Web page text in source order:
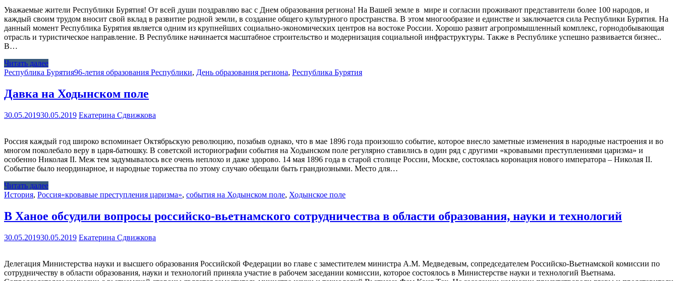
Уважаемые жители Республики Бурятия! От всей души поздравляю вас с Днем образования региона! На Вашей земле в мире и согласии проживают представители более 100 народов, и
каждый своим трудом вносит свой вклад в развитие родной земли, в создание общего культурного пространства. В этом многообразие и единстве и заключается сила Республики Бурятия. На
данный момент Республика Бурятия является одним из крупнейших социально-экономических центров на востоке России. Хорошо развит агропромышленный комплекс, горнодобывающая
отрасль и туристическое направление. В Республике начинается масштабное строительство и модернизация социальной инфраструктуры. Также в Республике успешно развивается бизнес..
В…
Читать далее
Республика Бурятия96-летия образования Республики, День образования региона, Республика Бурятия
Давка на Ходынском поле
30.05.201930.05.2019 Екатерина Сдвижкова
Россия каждый год широко вспоминает Октябрьскую революцию, позабыв однако, что в мае 1896 года произошло событие, которое внесло заметные изменения в народные настроения и во
многом поколебало веру в царя-батюшку. В советской историографии события на Ходынском поле регулярно ставились в один ряд с другими «кровавыми преступлениями царизма» и
особенно Николая II. Меж тем задумывалось все очень неплохо и даже здорово. 14 мая 1896 года в старой столице России, Москве, состоялась коронация нового императора – Николая II.
Событие было неординарное, и народные торжества по этому случаю обещали быть грандиозными. Место для…
Читать далее
История, Россия«кровавые преступления царизма», события на Ходынском поле, Ходынское поле
В Ханое обсудили вопросы российско-вьетнамского сотрудничества в области образования, науки и технологий
30.05.201930.05.2019 Екатерина Сдвижкова
Делегация Министерства науки и высшего образования Российской Федерации во главе с заместителем министра А.М. Медведевым, сопредседателем Российско-Вьетнамской комиссии по
сотрудничеству в области образования, науки и технологий приняла участие в рабочем заседании комиссии, которое состоялось в Министерстве науки и технологий Вьетнама.